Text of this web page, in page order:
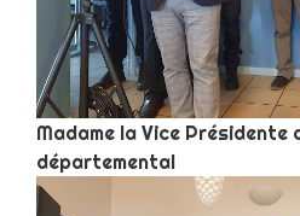
Madame la Vice Présidente
départemental